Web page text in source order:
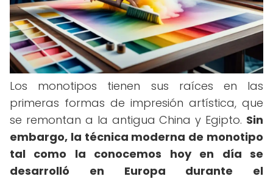
Los monotipos tienen sus raíces en las
primeras formas de impresión artística, que
se remontan a la antigua China y Egipto. Sin
embargo, la técnica moderna de monotipo
tal como la conocemos hoy en día se
desarrolló en Europa durante el